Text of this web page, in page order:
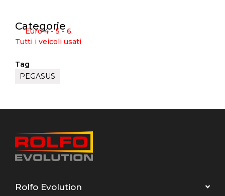
Categorie
Euro 4 - 5 - 6
Tutti i veicoli usati
Tag
PEGASUS
Rolfo Evolution